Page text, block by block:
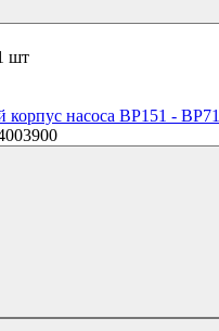
шт
насоса BP151 -